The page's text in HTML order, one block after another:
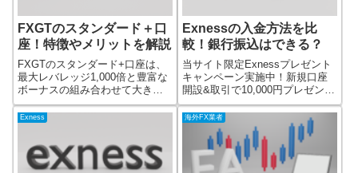
FXGTのスタンダード＋口
座！特徴やメリットを解説
FXGTのスタンダード+口座は、
最大レバレッジ1,000倍と豊富な
ボーナスの組み合わせて大きな
利益を狙える口座タイプです。
少ない証拠金でもダイナミック
タイルに対応できる万能な取引
条件が
Exnessの入金方法を比
較！銀行振込はできる？
当サイト限定Exnessプレゼント
キャンペーン実施中！新規口座
開設&取引で10,000円プレゼント
FX業者のExness（エクスネス）
のプレゼント企画！Exnessで口
座開設、入金・取引すると
10,000円もらえます。10,000円
プレゼン
Exness 海外FX業者